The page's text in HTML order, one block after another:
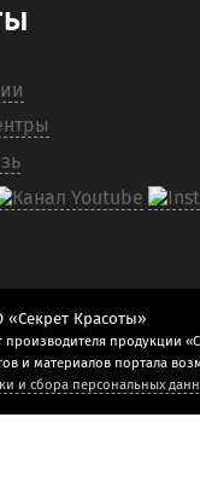
Красоты»
продукции
и материалов портала
и сбора персональных